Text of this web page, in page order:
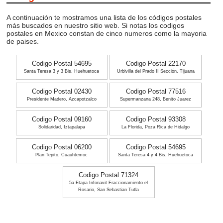
A continuación te mostramos una lista de los códigos postales
más buscados en nuestro sitio web. Si notas los codigos
postales en Mexico constan de cinco numeros como la mayoria
de paises.
Codigo Postal 54695
Santa Teresa 3 y 3 Bis, Huehuetoca
Codigo Postal 22170
Urbivilla del Prado II Sección, Tijuana
Codigo Postal 02430
Presidente Madero, Azcapotzalco
Codigo Postal 77516
Supermanzana 248, Benito Juarez
Codigo Postal 09160
Solidaridad, Iztapalapa
Codigo Postal 93308
La Florida, Poza Rica de Hidalgo
Codigo Postal 06200
Plan Tepito, Cuauhtemoc
Codigo Postal 54695
Santa Teresa 4 y 4 Bis, Huehuetoca
Codigo Postal 71324
5a Etapa Infonavit Fraccionamiento el
Rosario, San Sebastian Tutla